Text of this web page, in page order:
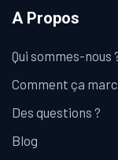
A Propos
Qui sommes-nous
Comment ça
Des questions ?
Blog